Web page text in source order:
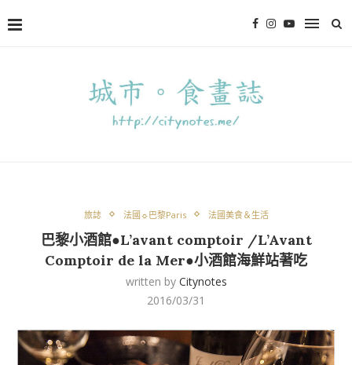
旅誌 法國☼巴黎Paris 法國美食＆生活
巴黎小酒館●L’avant comptoir /L’Avant
Comptoir de la Mer●小酒館海鮮站著吃
written by Citynotes
2016/03/31